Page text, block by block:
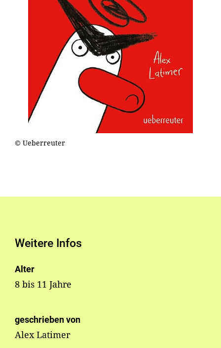
© Ueberreuter
Weitere Infos
Alter
8 bis 11 Jahre
geschrieben von
Alex Latimer